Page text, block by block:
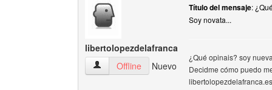
libertolopezdelafranca
libertolopezdelafranca Ver perfil del usuario
Offline Nuevo
Título del mensaje:
Soy novata...
¿Qué opinais? soy
Decidme cómo puedo